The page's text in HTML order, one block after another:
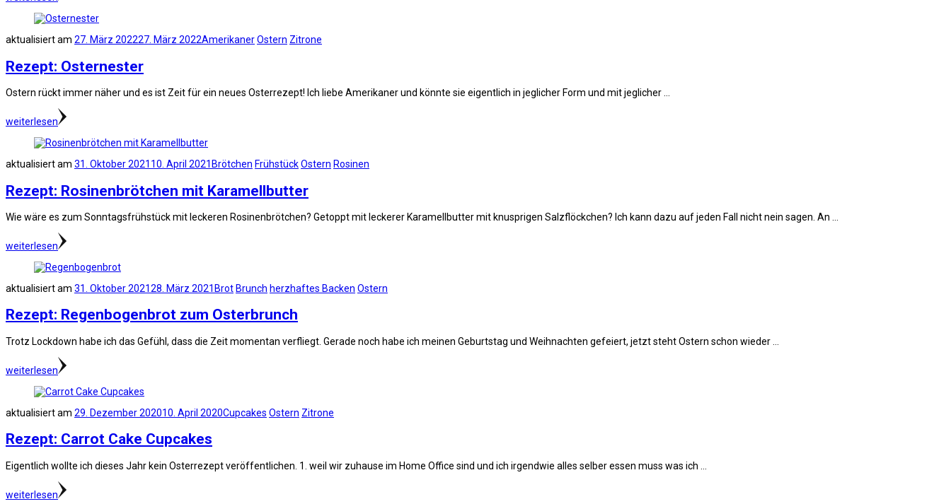
aktualisiert am 27. März 202227. März 2022AmerikanerOstern Zitrone
Rezept: Osternester
Ostern rückt immer näher und es ist Zeit für ein neues Osterrezept! Ich liebe Amerikaner und könnte sie eigentlich in jeglicher Form und mit jeglicher …
weiterlesen
aktualisiert am 31. Oktober 2021 10. April 2021 Brötchen FrühstückOstern Rosinen
Rezept: Rosinenbrötchen mit Karamellbutter
Wie wäre es zum Sonntagsfrühstück mit leckeren Rosinenbrötchen? Getoppt mit leckerer Karamellbutter mit knusprigen Salzflöckchen? Ich kann dazu auf jeden Fall nicht nein sagen. An …
weiterlesen
aktualisiert am 31. Oktober 202128. März 2021 Brot Brunch herzhaftes Backen Ostern
Rezept: Regenbogenbrot zum Osterbrunch
Trotz Lockdown habe ich das Gefühl, dass die Zeit momentan verfliegt. Gerade noch habe ich meinen Geburtstag und Weihnachten gefeiert, jetzt steht Ostern schon wieder …
weiterlesen
aktualisiert am 29. Dezember 202010. April 2020Cupcakes Ostern Zitrone
Rezept: Carrot Cake Cupcakes
Eigentlich wollte ich dieses Jahr kein Osterrezept veröffentlichen. 1. weil wir zuhause im Home Office sind und ich irgendwie alles selber essen muss was ich …
weiterlesen